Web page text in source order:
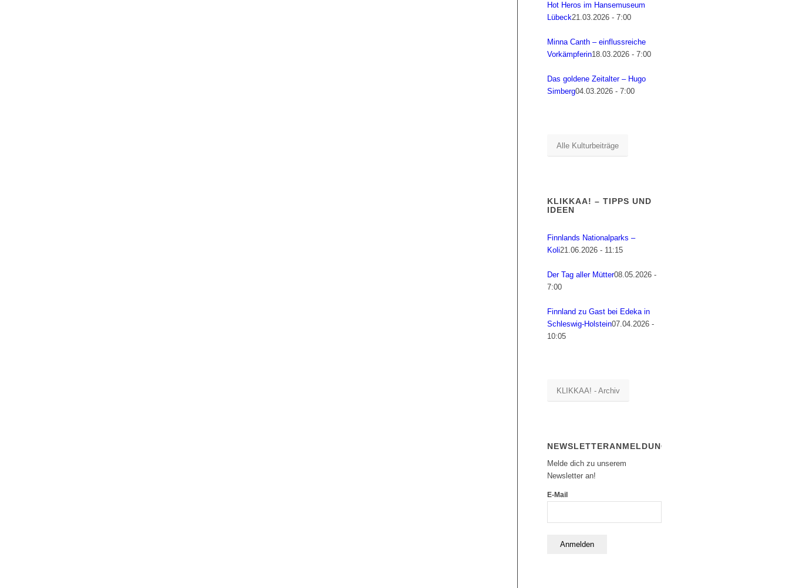
Hot Heros im Hansemuseum
Lübeck21.03.2026 - 7:00
Minna Canth – einflussreiche
Vorkämpferin18.03.2026 - 7:00
Das goldene Zeitalter – Hugo
Simberg04.03.2026 - 7:00
Alle Kulturbeiträge
KLIKKAA! – TIPPS UND
IDEEN
Finnlands Nationalparks –
Koli21.06.2026 - 11:15
Der Tag aller Mütter08.05.2026 -
7:00
Finnland zu Gast bei Edeka in
Schleswig-Holstein07.04.2026 -
10:05
KLIKKAA! - Archiv
NEWSLETTERANMELDUNG
Melde dich zu unserem
Newsletter an!
E-Mail
Anmelden